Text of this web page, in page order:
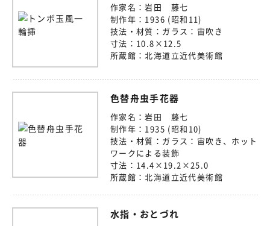
作家名：岩田 藤七
制作年： 1936 (昭和11)
技法・材質： ガラス：宙吹き
寸法： 10.8×12.5
所蔵館： 北海道立近代美術館
色替舟虫手花器
作家名：岩田 藤七
制作年： 1935 (昭和10)
技法・材質： ガラス：宙吹き、ホット
ワークによる装飾
寸法： 14.4×19.2×25.0
所蔵館：北海道立近代美術館
水指・おとづれ